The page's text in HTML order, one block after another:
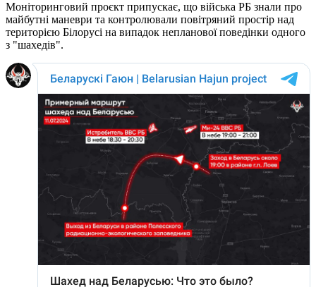
Моніторинговий проєкт припускає, що війська РБ знали про
майбутні маневри та контролювали повітряний простір над
територією Білорусі на випадок непланової поведінки одного
з "шахедів".